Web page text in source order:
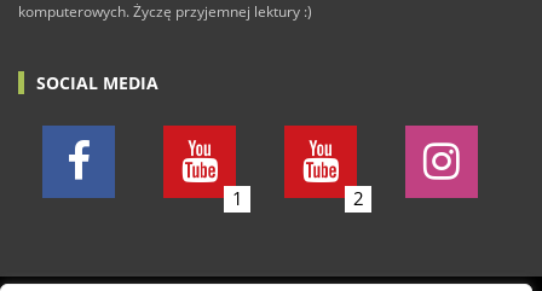
komputerowych. Życzę przyjemnej lektury :)
SOCIAL MEDIA
1 2